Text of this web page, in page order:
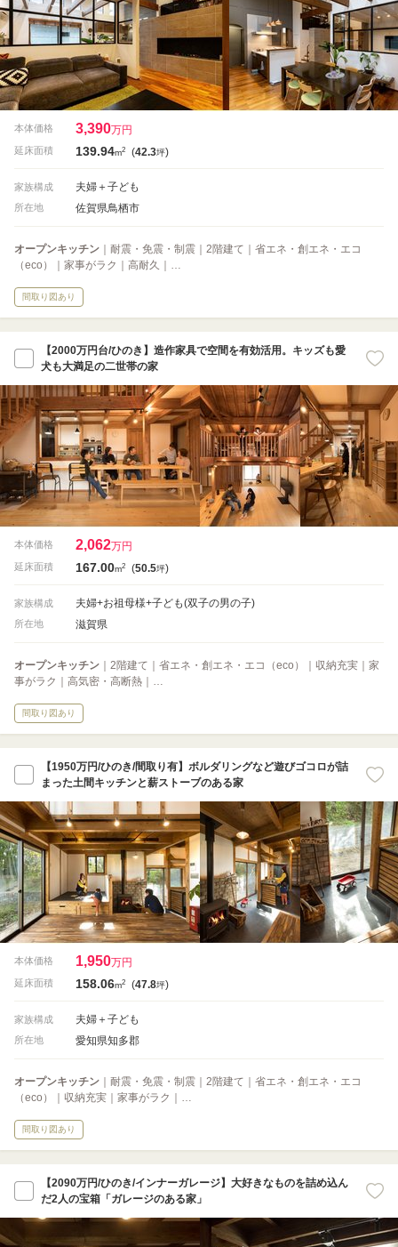
本体価格 3,390万円
延床面積 139.94m2 (42.3坪)
家族構成 夫婦＋子ども
所在地 佐賀県鳥栖市
オープンキッチン ｜耐震・免震・制震｜2階建て｜省エネ・創エネ・エコ
（eco）｜家事がラク｜高耐久｜…
間取り図あり
【2000万円台/ひのき】造作家具で空間を有効活用。キッズも愛
犬も大満足の二世帯の家
本体価格 2,062万円
延床面積 167.00m2 (50.5坪)
家族構成 夫婦+お祖母様+子ども(双子の男の子)
所在地 滋賀県
オープンキッチン ｜2階建て｜省エネ・創エネ・エコ（eco）｜収納充実｜家
事がラク｜高気密・高断熱｜…
間取り図あり
【1950万円/ひのき/間取り有】ボルダリングなど遊びゴコロが詰
まった土間キッチンと薪ストーブのある家
本体価格 1,950万円
延床面積 158.06m2 (47.8坪)
家族構成 夫婦＋子ども
所在地 愛知県知多郡
オープンキッチン ｜耐震・免震・制震｜2階建て｜省エネ・創エネ・エコ
（eco）｜収納充実｜家事がラク｜…
間取り図あり
【2090万円/ひのき/インナーガレージ】大好きなものを詰め込ん
だ2人の宝箱「ガレージのある家」